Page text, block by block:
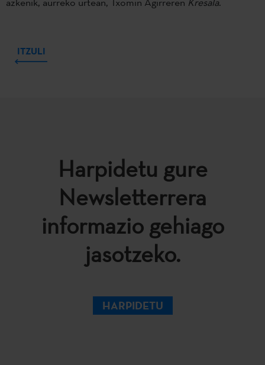
ITZULI
Harpidetu gure
Newsletterrera
informazio gehiago
jasotzeko.
HARPIDETU